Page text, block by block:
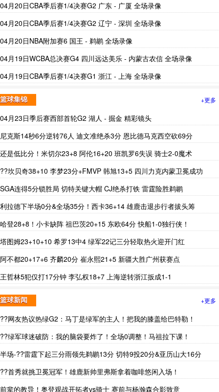
04月20日CBA季后赛1/4决赛G2 广东 - 广厦 全场录像
04月20日CBA季后赛1/4决赛G2 辽宁 - 深圳 全场录像
04月20日NBA附加赛6 国王 - 鹈鹕 全场录像
04月19日WCBA总决赛G4 四川远达美乐 - 内蒙古农信 全场录像
04月19日CBA季后赛1/4决赛G1 浙江 - 上海 全场录像
篮球集锦 +更多
04月23日季后赛西部首轮G2 湖人 - 掘金 精彩镜头
尼克斯14秒6分逆转76人 迪文准绝杀3分 恩比德马克西空砍69分
还是低比分！米切尔23+8 阿伦16+20 班凯罗6失误 骑士2-0魔术
??坎贝奇38+10 李梦23分+FMVP 韩旭13+5 四川力克内蒙卫冕成功
SGA连得5分锁胜局 切特关键大帽 CJ绝杀打铁 雷霆险胜鹈鹕
利拉德下半场0分&全场35分！西卡36+14 雄鹿击退步行者拔头筹
哈登28+8！小卡缺阵 祖巴茨20+15 东欧64分 快船1-0独行侠！
塔图姆23+10+10 希罗13中4 绿军22记三分轻取热火迎开门红
阿不都20+17+6 齐麟20分 崔永熙21+5 新疆大胜广州获赛点
王哲林5犯仅打17分钟 李弘权18+7 上海逆转浙江扳成1-1
篮球新闻 +更多
??网友热议热绿G2：马丁是绿军的主人！把我的膝盖给巴特勒！
??绿军球迷破防：我的脑袋要炸了！全场0调整！马祖拉下课！
半场-??雷霆下起三分雨领先鹈鹕13分 切特9投20分&亚历山大16分
??首秀就挑卫冕冠军！雄鹿新帅里弗斯拿着咖啡悠闲入场！
前辈的教导！奥登观战开拓者vs骑士 赛前与杨瀚森合影致意